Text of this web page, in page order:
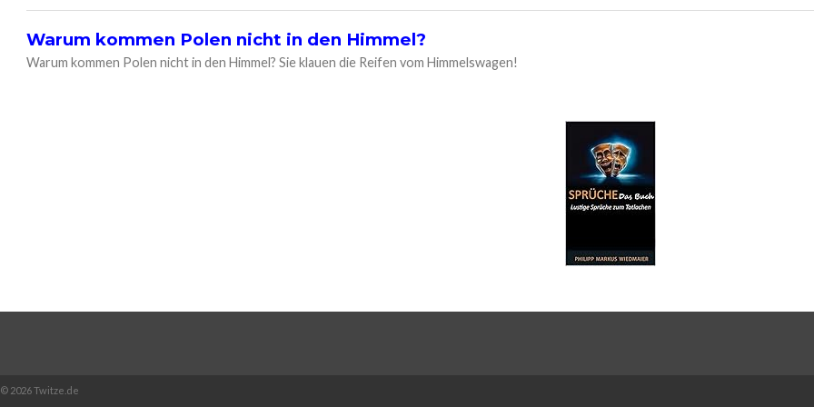
Warum kommen Polen nicht in den Himmel?
Warum kommen Polen nicht in den Himmel? Sie klauen die Reifen vom Himmelswagen!
© 2026 Twitze.de